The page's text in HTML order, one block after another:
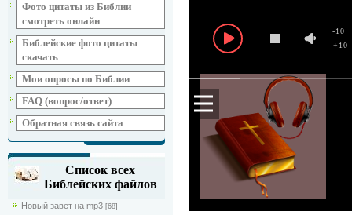
Фото цитаты из Библии
смотреть онлайн
Библейские фото цитаты
скачать
Мои опросы по Библии
FAQ (вопрос/ответ)
Обратная связь сайта
Список всех
Библейских файлов
Новый завет на mp3 [68]
+10
-10